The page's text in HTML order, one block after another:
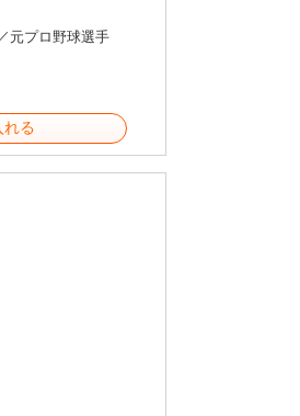
元プロ野球選手
れる